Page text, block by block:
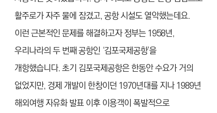
활주로가 자주 물에 잠겼고, 공항 시설도 열악했는데요.
이런 근본적인 문제를 해결하고자 정부는 1958년,
우리나라의 두 번째 공항인 ‘김포국제공항’을
개항했습니다. 초기 김포국제공항은 한동안 수요가 거의
없었지만, 경제 개발이 한창이던 1970년대를 지나 1989년
해외여행 자유화 발표 이후 이용객이 폭발적으로